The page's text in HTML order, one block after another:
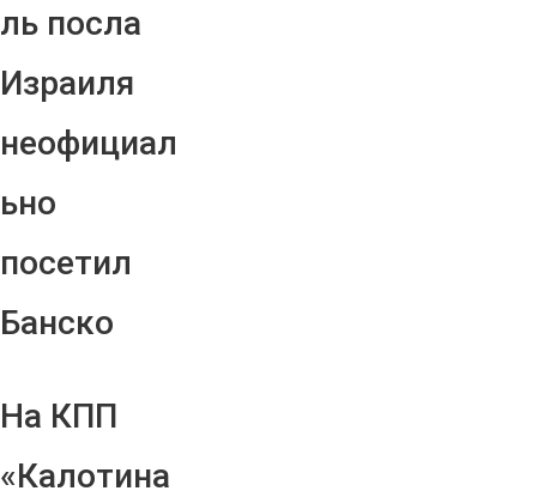
ль посла
Израиля
неофициал
ьно
посетил
Банско
На КПП
«Калотина